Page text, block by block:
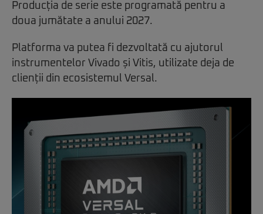
Producția de serie este programată pentru a
doua jumătate a anului 2027.
Platforma va putea fi dezvoltată cu ajutorul
instrumentelor Vivado și Vitis, utilizate deja de
clienții din ecosistemul Versal.